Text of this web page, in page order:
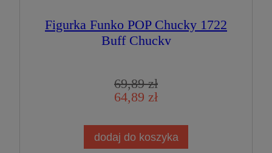
Figurka Funko POP Chucky 1722
Buff Chucky
69,89 zł
64,89 zł
dodaj do koszyka